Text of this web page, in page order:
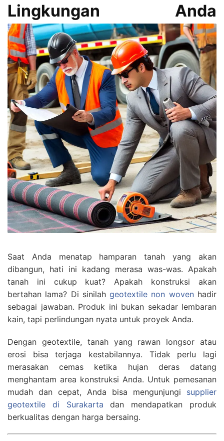
Lingkungan Anda
Saat Anda menatap hamparan tanah yang akan
dibangun, hati ini kadang merasa was-was. Apakah
tanah ini cukup kuat? Apakah konstruksi akan
bertahan lama? Di sinilahgeotextile non wovenhadir
sebagai jawaban. Produk ini bukan sekadar lembaran
kain, tapi perlindungan nyata untuk proyek Anda.
Dengan geotextile, tanah yang rawan longsor atau
erosi bisa terjaga kestabilannya. Tidak perlu lagi
merasakan cemas ketika hujan deras datang
menghantam area konstruksi Anda. Untuk pemesanan
mudah dan cepat, Anda bisa mengunjungi supplier
geotextile di Surakarta dan mendapatkan produk
berkualitas dengan harga bersaing.